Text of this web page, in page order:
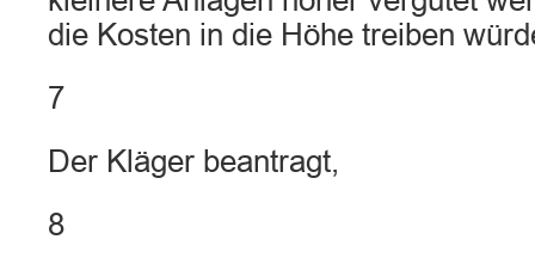
die Kosten in die Höhe treiben
7
Der Kläger beantragt,
8